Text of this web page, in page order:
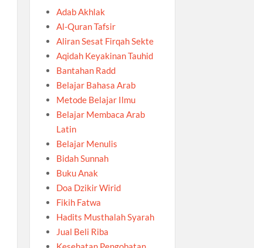
Adab Akhlak
Al-Quran Tafsir
Aliran Sesat Firqah Sekte
Aqidah Keyakinan Tauhid
Bantahan Radd
Belajar Bahasa Arab
Metode Belajar Ilmu
Belajar Membaca Arab
Latin
Belajar Menulis
Bidah Sunnah
Buku Anak
Doa Dzikir Wirid
Fikih Fatwa
Hadits Musthalah Syarah
Jual Beli Riba